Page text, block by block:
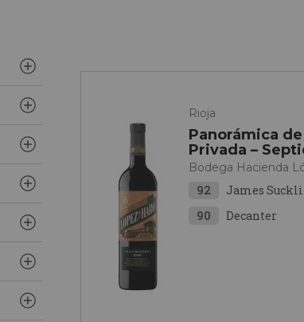
Rioja
Panorámica
Privada –
Bodega Hacienda
92
James
90
Decanter